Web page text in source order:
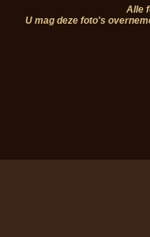
Alle
U mag deze foto's